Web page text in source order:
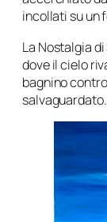
incollati su un
La Nostalgia
dove il cielo
bagnino
salvaguardato.